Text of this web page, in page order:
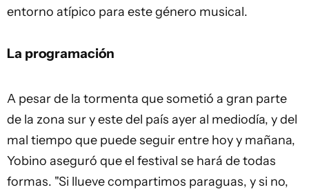
entorno atípico para este género musical.
La programación
A pesar de la tormenta que sometió a gran parte
de la zona sur y este del país ayer al mediodía, y del
mal tiempo que puede seguir entre hoy y mañana,
Yobino aseguró que el festival se hará de todas
formas. "Si llueve compartimos paraguas, y si no,